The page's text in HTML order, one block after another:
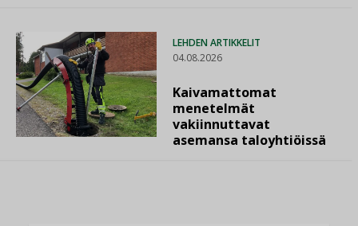
LEHDEN ARTIKKELIT
04.08.2026
Kaivamattomat
menetelmät
vakiinnuttavat
asemansa taloyhtiöissä